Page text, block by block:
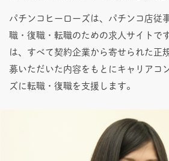
パチンコヒーローズは、パチンコ店従
職・復職・転職のための求人サイトで
は、すべて契約企業から寄せられた正
募いただいた内容をもとにキャリアコ
ズに転職・復職を支援します。